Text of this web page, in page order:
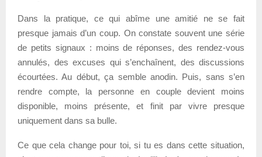
Dans la pratique, ce qui abîme une amitié ne se fait
presque jamais d’un coup. On constate souvent une série
de petits signaux : moins de réponses, des rendez-vous
annulés, des excuses qui s’enchaînent, des discussions
écourtées. Au début, ça semble anodin. Puis, sans s’en
rendre compte, la personne en couple devient moins
disponible, moins présente, et finit par vivre presque
uniquement dans sa bulle.
Ce que cela change pour toi, si tu es dans cette situation,